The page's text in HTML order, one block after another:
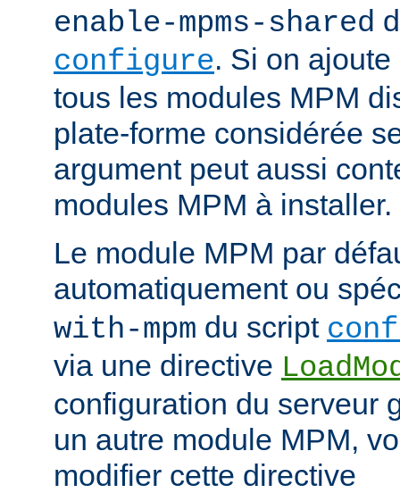
enable-mpms-shared
configure. Si on
tous les modules MPM
plate-forme considérée
argument peut aussi
modules MPM à installer.
Le module MPM par
automatiquement ou
with-mpm du script
via une directive
configuration du serveur
un autre module MPM,
modifier cette directive